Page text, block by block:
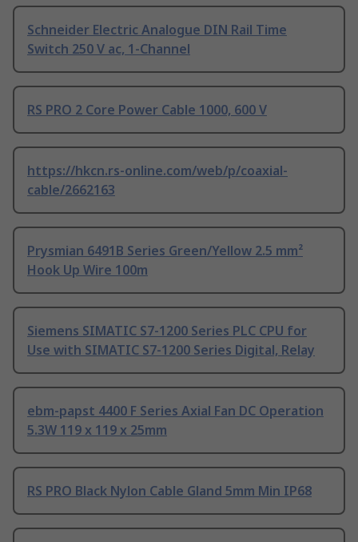
Schneider Electric Analogue DIN Rail Time
Switch 250 V ac, 1-Channel
RS PRO 2 Core Power Cable 1000, 600 V
https://hkcn.rs-online.com/web/p/coaxial-
cable/2662163
Prysmian 6491B Series Green/Yellow 2.5 mm²
Hook Up Wire 100m
Siemens SIMATIC S7-1200 Series PLC CPU for
Use with SIMATIC S7-1200 Series Digital, Relay
ebm-papst 4400 F Series Axial Fan DC Operation
5.3W 119 x 119 x 25mm
RS PRO Black Nylon Cable Gland 5mm Min IP68